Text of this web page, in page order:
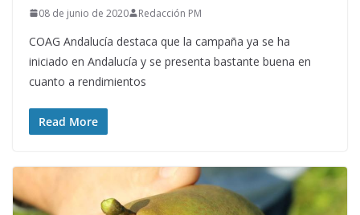
08 de junio de 2020 Redacción PM
COAG Andalucía destaca que la campaña ya se ha
iniciado en Andalucía y se presenta bastante buena en
cuanto a rendimientos
Read More